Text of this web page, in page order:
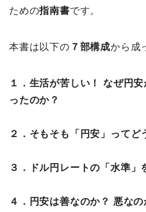
ための指南書です。
本書は以下の ７部構成から成
１．生活が苦しい！ なぜ円
ったのか？
２．そもそも「円安」ってど
３．ドル円レートの「水準」
４．円安は善なのか？ 悪なの